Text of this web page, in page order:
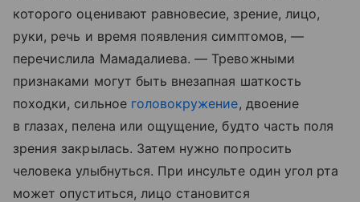
которого оценивают равновесие, зрение, лицо,
руки, речь и время появления симптомов, —
перечислила Мамадалиева. — Тревожными
признаками могут быть внезапная шаткость
походки, сильное головокружение, двоение
в глазах, пелена или ощущение, будто часть поля
зрения закрылась. Затем нужно попросить
человека улыбнуться. При инсульте один угол рта
может опуститься, лицо становится